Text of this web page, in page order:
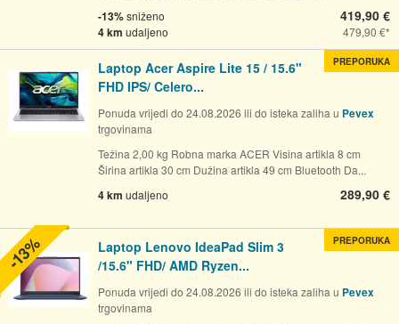
-13%sniženo
4 km udaljeno
419,90 €
479,90 €
Laptop Acer Aspire Lite 15 / 15.6"
FHD IPS/ Celero...
Ponuda vrijedi do 24.08.2026 ili do isteka zaliha u Pevex
trgovinama
Težina 2,00 kg Robna marka ACER Visina artikla 8 cm
Širina artikla 30 cm Dužina artikla 49 cm Bluetooth Da...
4 km udaljeno 289,90 €
PREPORUKA
Laptop Lenovo IdeaPad Slim 3
/15.6" FHD/ AMD Ryzen...
Ponuda vrijedi do 24.08.2026 ili do isteka zaliha u Pevex
trgovinama
PREPORUKA
-13%